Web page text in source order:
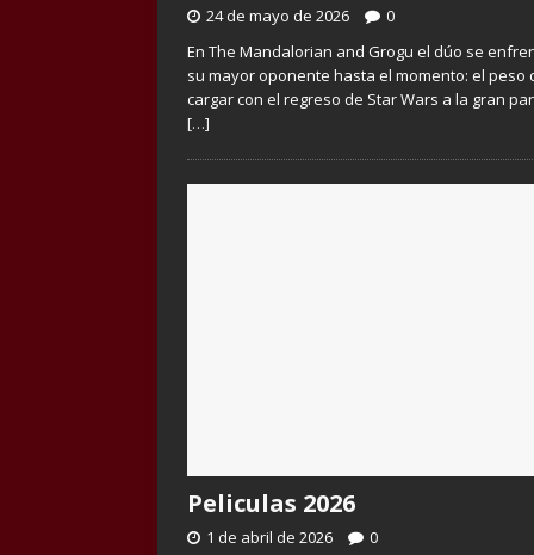
24 de mayo de 2026
0
En The Mandalorian and Grogu el dúo se
su mayor oponente hasta el momento: el peso
cargar con el regreso de Star Wars a la gran
[…]
Peliculas 2026
1 de abril de 2026
0